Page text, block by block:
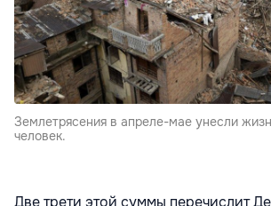
Землетрясения в апреле-мае унесли
человек.
Две трети этой суммы перечислит